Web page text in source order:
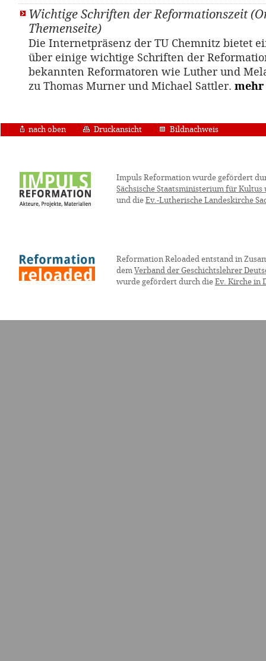
Wichtige Schriften der Reformationszeit
Themenseite)
Die Internetpräsenz der TU Chemnitz bietet
über einige wichtige Schriften der
bekannten Reformatoren wie Luther und
zu Thomas Murner und Michael Sattler. mehr
nach oben Druckansicht Bildnachweis
Impuls Reformation wurde gefördert
Sächsische Staatsministerium für Kultus
und die Ev.-Lutherische Landeskirche
Reformation Reloaded entstand in
dem Verband der Geschichtslehrer
wurde gefördert durch die Ev. Kirche in